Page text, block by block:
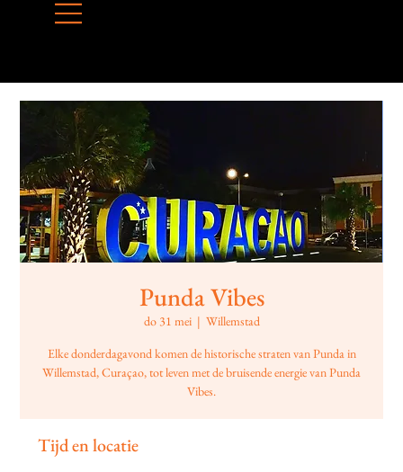
Punda Vibes
do 31 mei
  |
Willemstad
Elke donderdagavond komen de historische straten van Punda in
Willemstad, Curaçao, tot leven met de bruisende energie van Punda
Vibes.
Tijd en locatie